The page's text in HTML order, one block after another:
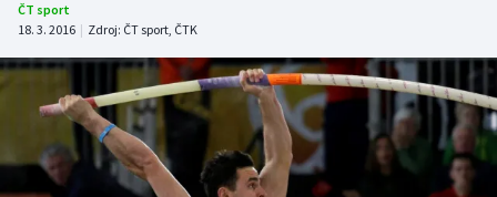
Atletika
DALŠÍ SPORTY
Americký fotbal
NEPŘEHLÉDNĚTE
ČT sport
18. 3. 2016 | Zdroj: ČT sport, ČTK